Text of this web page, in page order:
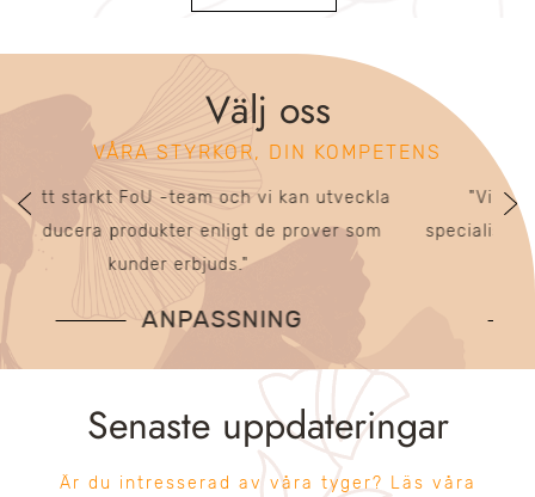
Välj oss
VÅRA STYRKOR, DIN KOMPETENS
"Vi har 128 importerade jetvävstolar,
specialiserade på produktion av T/R -elastiska
vävda kvinnokläder."
PROFESSIONELL
Senaste uppdateringar
Är du intresserad av våra tyger? Läs våra